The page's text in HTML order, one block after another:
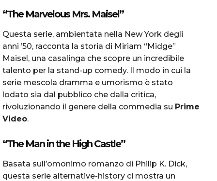
“The Marvelous Mrs. Maisel”
Questa serie, ambientata nella New York degli
anni ’50, racconta la storia di Miriam “Midge”
Maisel, una casalinga che scopre un incredibile
talento per la stand-up comedy. Il modo in cui la
serie mescola dramma e umorismo è stato
lodato sia dal pubblico che dalla critica,
rivoluzionando il genere della commedia su Prime
Video.
“The Man in the High Castle”
Basata sull’omonimo romanzo di Philip K. Dick,
questa serie alternative-history ci mostra un